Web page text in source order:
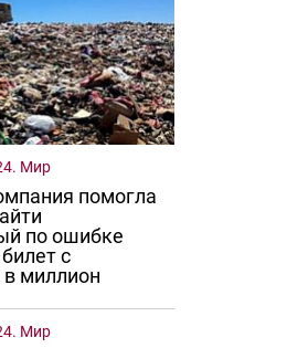
Мир
помогла
по ошибке
с
миллион
Мир